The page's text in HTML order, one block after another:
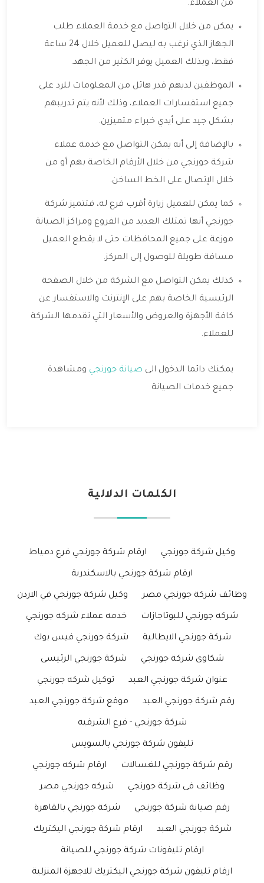
من العملاء.
يمكن من خلال التواصل مع خدمة العملاء طلب
الجهاز الذي نرغب به ليصل للعميل خلال 24 ساعة
فقط، وبذلك العميل يوفر الكثير من الجهد.
الموظفين لديهم قدر هائل من المعلومات للرد على
جميع استفسارات العملاء، وذلك لأنه يتم تدريبهم
بشكل جيد على أيدي خبراء متميزين.
بالإضافة إلى أنه يمكن التواصل مع خدمة عملاء
شركة جورنجي من خلال الأرقام الخاصة بهم أو من
خلال الإتصال على الخط الساخن.
كما يمكن للعميل زيارة أقرب فرع له، فتتميز شركة
جورنجي أنها تمتلك العديد من الفروع ومراكز الصيانة
موزعة على جميع المحافظات حتى لا يقطع العميل
مسافة طويلة للوصول إلى المركز.
كذلك يمكن التواصل مع الشركة من خلال الصفحة
الرئيسية الخاصة بهم على الإنترنت والاستفسار عن
كافة الأجهزة والعروض والأسعار التي تقدمها الشركة
للعملاء.
يمكنك دائما الدخول الى صيانة جورنجي ومشاهدة
جميع خدمات الصيانة
الكلمات الدلالية
وكيل شركة جورنجي ارقام شركة جورنجي فرع دمياط
ارقام شركة جورنجي بالاسكندرية
وظائف شركة جورنجي مصر وكيل شركة جورنجي في الاردن
شركه جورنجي للبوتاجازات خدمه عملاء شركه جورنجي
شركة جورنجي الايطالية شركة جورنجي فيس بوك
شكاوى شركة جورنجي شركة جورنجي الرئيسى
عنوان شركة جورنجي العبد توكيل شركه جورنجي
رقم شركة جورنجي العبد موقع شركة جورنجي العبد
شركة جورنجي - فرع الشرقيه
تليفون شركة جورنجي بالسويس
رقم شركة جورنجي للغسالات ارقام شركه جورنجي
وظائف فى شركة جورنجي شركه جورنجي مصر
رقم صيانة شركة جورنجي شركة جورنجي بالقاهرة
شركة جورنجي العبد ارقام شركة جورنجي اليكتريك
ارقام تليفونات شركة جورنجي للصيانة
ارقام تليفون شركة جورنجي اليكتريك للاجهزة المنزلية